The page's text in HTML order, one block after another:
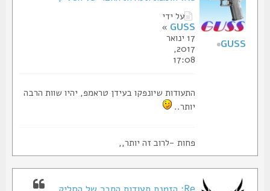
על ידי
GUSS
»
17 ינואר
2017,
17:08
התעודות שיונפקו בעידן טראמפ, יהיו שוות הרבה
יותר..
פחות -לרוב זה יותר,,
GUSS